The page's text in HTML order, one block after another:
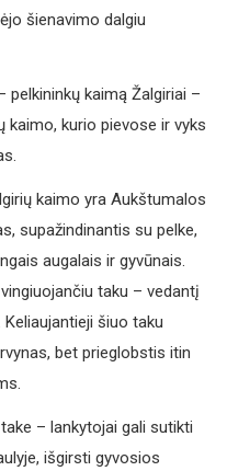
šienavimo dalgiu
pelkininkų kaimą Žalgiriai –
kaimo, kurio pievose ir vyks
kaimo yra Aukštumalos
supažindinantis su pelke,
augalais ir gyvūnais.
taku – vedantį
šiuo taku
bet prieglobstis itin
– lankytojai gali sutikti
išgirsti gyvosios